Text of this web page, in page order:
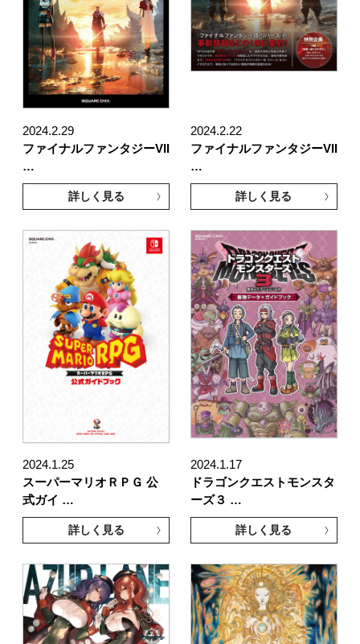
2024.2.29
ファイナルファンタジーVII
…
詳しく見る
2024.2.22
ファイナルファンタジーVII
…
詳しく見る
2024.1.25
スーパーマリオＲＰＧ 公
式ガイ …
詳しく見る
2024.1.17
ドラゴンクエストモンスタ
ーズ３ …
詳しく見る